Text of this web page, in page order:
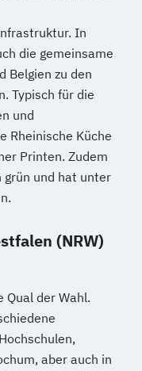
In
die gemeinsame
Belgien zu den
Typisch für die
und
Rheinische Küche
Printen. Zudem
grün und hat unter
(NRW)
der Wahl.
aber auch in